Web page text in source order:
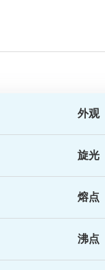
外观
旋光
熔点
沸点